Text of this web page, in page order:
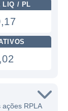
LIQ / PL
RPLA